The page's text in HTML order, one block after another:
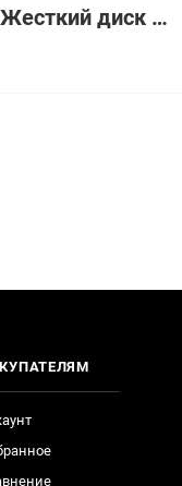
AJ872A Жесткий диск HP 600-GB 3.5 15K M6412 Fibre